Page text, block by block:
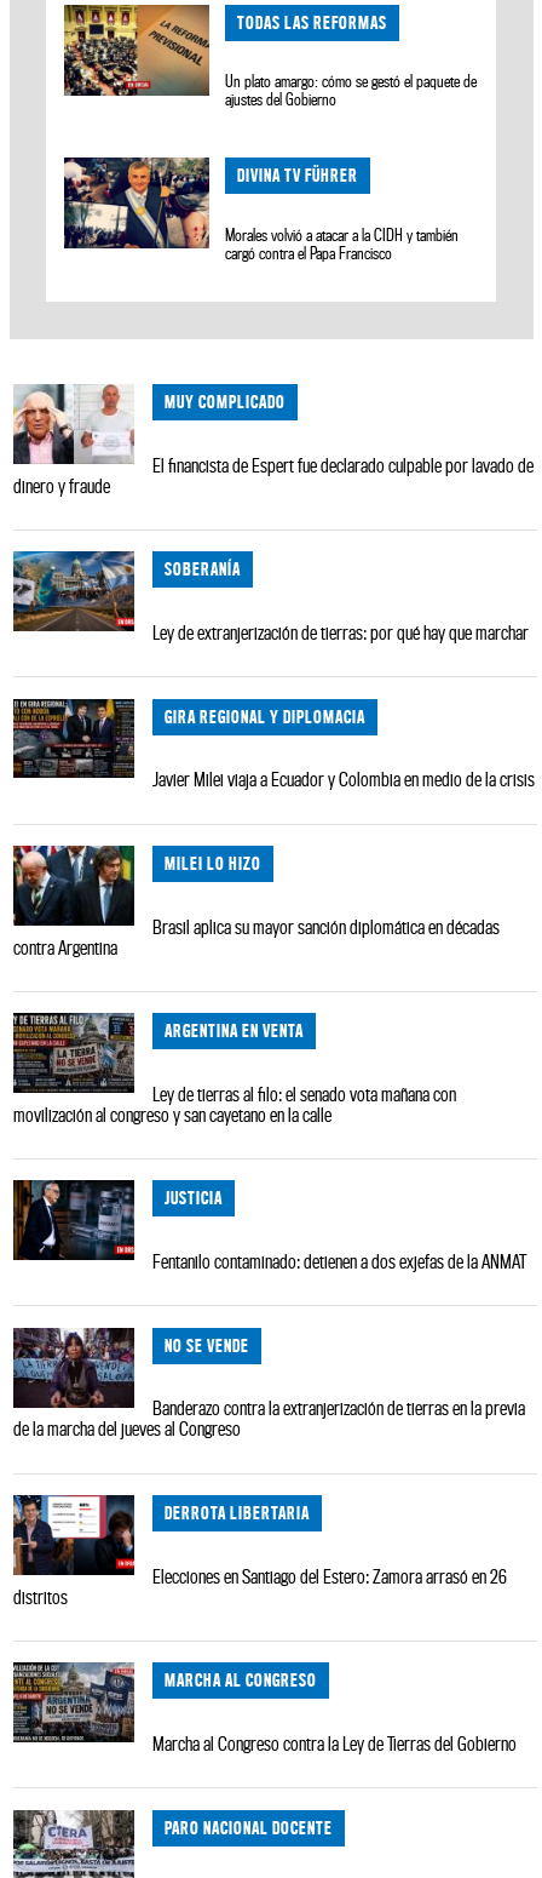
TODAS LAS REFORMAS
Un plato amargo: cómo se gestó el paquete de
ajustes del Gobierno
DIVINA TV FÜHRER
Morales volvió a atacar a la CIDH y también
cargó contra el Papa Francisco
MUY COMPLICADO
El financista de Espert fue declarado culpable por lavado de
dinero y fraude
SOBERANÍA
Ley de extranjerización de tierras: por qué hay que marchar
GIRA REGIONAL Y DIPLOMACIA
Javier Milei viaja a Ecuador y Colombia en medio de la crisis
MILEI LO HIZO
Brasil aplica su mayor sanción diplomática en décadas
contra Argentina
ARGENTINA EN VENTA
Ley de tierras al filo: el senado vota mañana con
movilización al congreso y san cayetano en la calle
JUSTICIA
Fentanilo contaminado: detienen a dos exjefas de la ANMAT
NO SE VENDE
Banderazo contra la extranjerización de tierras en la previa
de la marcha del jueves al Congreso
DERROTA LIBERTARIA
Elecciones en Santiago del Estero: Zamora arrasó en 26
distritos
MARCHA AL CONGRESO
Marcha al Congreso contra la Ley de Tierras del Gobierno
PARO NACIONAL DOCENTE